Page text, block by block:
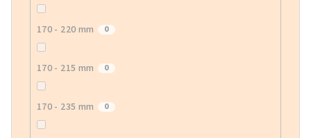
170 - 220 mm 0
170 - 215 mm 0
170 - 235 mm 0